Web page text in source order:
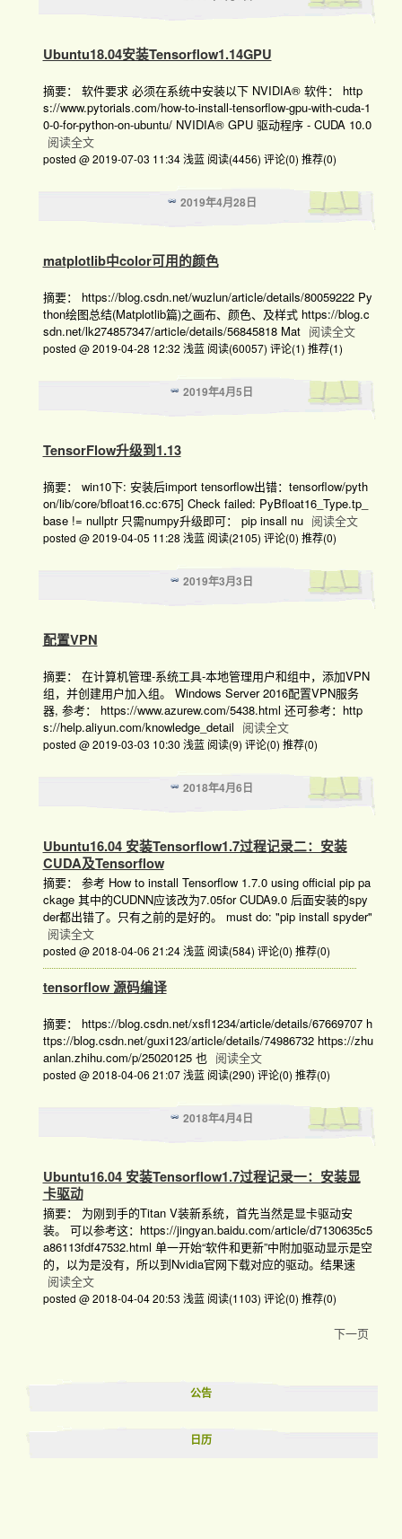
公告
日历
Ubuntu18.04安装Tensorflow1.14GPU
摘要： 软件要求 必须在系统中安装以下 NVIDIA® 软件： http
s://www.pytorials.com/how-to-install-tensorflow-gpu-with-cuda-1
0-0-for-python-on-ubuntu/ NVIDIA® GPU 驱动程序 - CUDA 10.0
阅读全文
posted @ 2019-07-03 11:34 浅蓝 阅读(4456) 评论(0) 推荐(0)
2019年4月28日
matplotlib中color可用的颜色
摘要： https://blog.csdn.net/wuzlun/article/details/80059222 Py
thon绘图总结(Matplotlib篇)之画布、颜色、及样式 https://blog.c
sdn.net/lk274857347/article/details/56845818 Mat 阅读全文
posted @ 2019-04-28 12:32 浅蓝 阅读(60057) 评论(1) 推荐(1)
2019年4月5日
TensorFlow升级到1.13
摘要： win10下: 安装后import tensorflow出错：tensorflow/pyth
on/lib/core/bfloat16.cc:675] Check failed: PyBfloat16_Type.tp_
base != nullptr 只需numpy升级即可： pip insall nu 阅读全文
posted @ 2019-04-05 11:28 浅蓝 阅读(2105) 评论(0) 推荐(0)
2019年3月3日
配置VPN
摘要： 在计算机管理-系统工具-本地管理用户和组中，添加VPN
组，并创建用户加入组。 Windows Server 2016配置VPN服务
器, 参考： https://www.azurew.com/5438.html 还可参考：http
s://help.aliyun.com/knowledge_detail 阅读全文
posted @ 2019-03-03 10:30 浅蓝 阅读(9) 评论(0) 推荐(0)
2018年4月6日
Ubuntu16.04 安装Tensorflow1.7过程记录二：安装
CUDA及Tensorflow
摘要： 参考 How to install Tensorflow 1.7.0 using official pip pa
ckage 其中的CUDNN应该改为7.05for CUDA9.0 后面安装的spy
der都出错了。只有之前的是好的。 must do: "pip install spyder"
阅读全文
posted @ 2018-04-06 21:24 浅蓝 阅读(584) 评论(0) 推荐(0)
tensorflow 源码编译
摘要： https://blog.csdn.net/xsfl1234/article/details/67669707 h
ttps://blog.csdn.net/guxi123/article/details/74986732 https://zhu
anlan.zhihu.com/p/25020125 也 阅读全文
posted @ 2018-04-06 21:07 浅蓝 阅读(290) 评论(0) 推荐(0)
2018年4月4日
Ubuntu16.04 安装Tensorflow1.7过程记录一：安装显
卡驱动
摘要： 为刚到手的Titan V装新系统，首先当然是显卡驱动安
装。 可以参考这：https://jingyan.baidu.com/article/d7130635c5
a86113fdf47532.html 单一开始“软件和更新”中附加驱动显示是空
的，以为是没有，所以到Nvidia官网下载对应的驱动。结果速
阅读全文
posted @ 2018-04-04 20:53 浅蓝 阅读(1103) 评论(0) 推荐(0)
下一页